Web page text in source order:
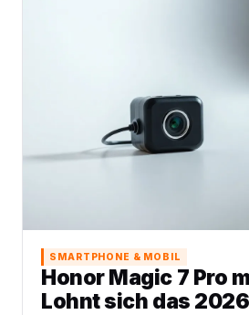
SMARTPHONE & MOBIL
Honor Magic 7 Pro
Lohnt sich das